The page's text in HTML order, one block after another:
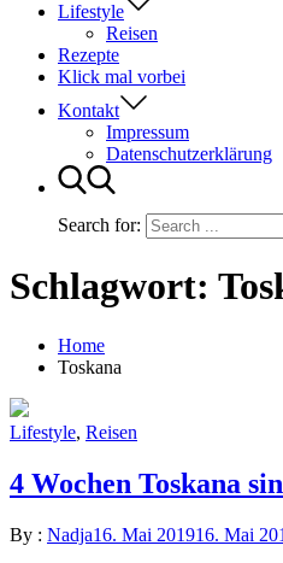
Lifestyle
Reisen
Rezepte
Klick mal vorbei
Kontakt
Impressum
Datenschutzerklärung
Search for:
Schlagwort:
Home
Toskana
Lifestyle, Reisen
4 Wochen Toskana
By : Nadja16. Mai 201916. Mai